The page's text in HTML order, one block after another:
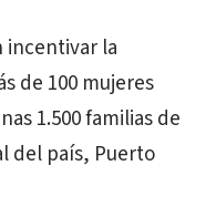
la
de 100 mujeres
1.500 familias de
del país, Puerto